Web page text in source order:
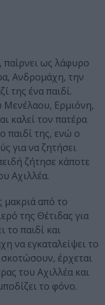
παίρνει ως λάφυρο
Ανδρομάχη, την
της ένα παιδί.
Μενέλαου, Ερμιόνη,
καλεί τον πατέρα
παιδί της, ενώ ο
για να ζητήσει
ζήτησε κάποτε
Αχιλλέα.
μακριά από το
της Θέτιδας για
το παιδί και
να εγκαταλείψει το
έρχεται
του Αχιλλέα και
το φόνο.